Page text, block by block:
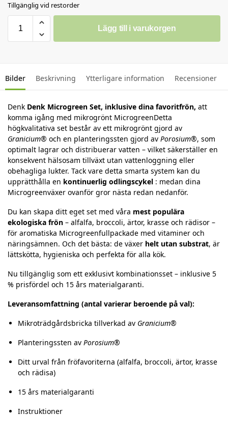
Tillgänglig vid restorder
Lägg till i varukorgen
Bilder Beskrivning Ytterligare information Recensioner
Denk Denk Microgreen Set, inklusive dina favoritfrön, att
komma igång med mikrogrönt MicrogreenDetta
högkvalitativa set består av ett mikrogrönt gjord av
Granicium® och en planteringssten gjord av Porosium®, som
optimalt lagrar och distribuerar vatten – vilket säkerställer en
konsekvent hälsosam tillväxt utan vattenloggning eller
obehagliga lukter. Tack vare detta smarta system kan du
upprätthålla en kontinuerlig odlingscykel : medan dina
Microgreenväxer ovanför gror nästa redan nedanför.
Du kan skapa ditt eget set med våra mest populära
ekologiska frön – alfalfa, broccoli, ärtor, krasse och rädisor –
för aromatiska Microgreenfullpackade med vitaminer och
näringsämnen. Och det bästa: de växer helt utan substrat, är
lättskötta, hygieniska och perfekta för alla kök.
Nu tillgänglig som ett exklusivt kombinationsset – inklusive 5
% prisfördel och 15 års materialgaranti.
Leveransomfattning (antal varierar beroende på val):
Mikroträdgårdsbricka tillverkad av Granicium®
Planteringssten av Porosium®
Ditt urval från fröfavoriterna (alfalfa, broccoli, ärtor, krasse
och rädisa)
15 års materialgaranti
Instruktioner